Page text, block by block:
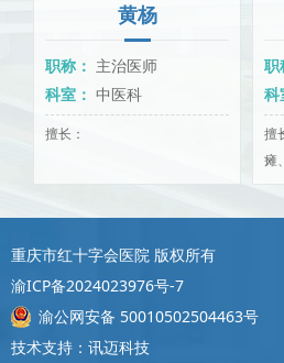
黄杨
职称： 主治医师
科室： 中医科
擅长：
职
科
擅
瘫
重庆市红十字会医院 版权所有
渝ICP备2024023976号-7
渝公网安备 50010502504463号
技术支持：讯迈科技